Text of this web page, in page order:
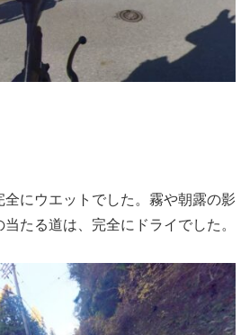
にウエットでした。霧や朝露の影
たる道は、完全にドライでした。